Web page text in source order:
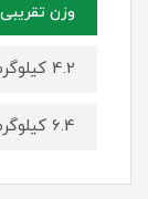
وزن
4.2 کیلوگرم (برای سایز 150 در 100)
6.4 کیلوگرم (برای سایز 230 در 140)